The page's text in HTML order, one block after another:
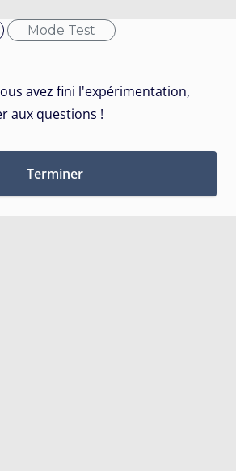
Mode Test
avez fini l'expérimentation,
aux questions !